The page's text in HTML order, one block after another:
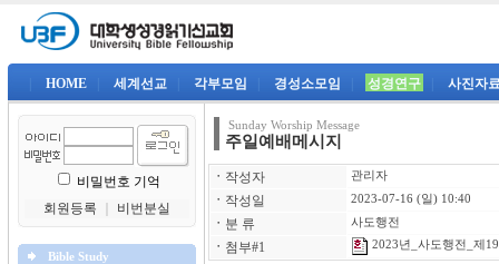
HOME 세계선교 각부모임 경성소모임 성경연구 사진자
비밀번호 기억
회원등록
비번분실
Bible Study
Sunday Worship Message
주일예배메시지
ㆍ 작성자 관리자
ㆍ 작성일 2023-07-16 (일) 10:40
ㆍ 분 류 사도행전
ㆍ 첨부#1 2023년_사도행전_제